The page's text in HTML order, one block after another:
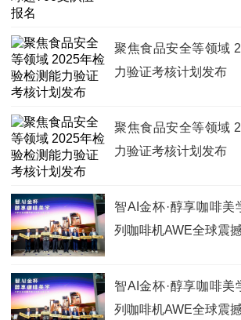
聚焦食品安全等领域
力验证考核计划发布
聚焦食品安全等领域
力验证考核计划发布
智AI金杯·醇享咖啡美
列咖啡机AWE全球震
智AI金杯·醇享咖啡美
列咖啡机AWE全球震